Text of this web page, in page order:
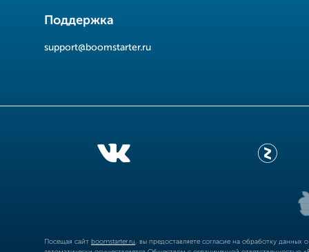
Поддержка
support@boomstarter.ru
Посещая сайт boomstarter.ru , вы предоставляете согласие на обработку